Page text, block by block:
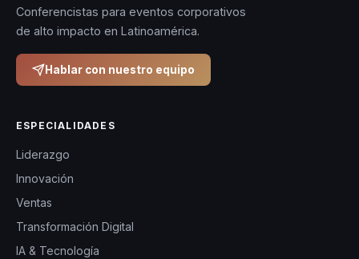
Conferencistas para eventos corporativos
de alto impacto en Latinoamérica.
Hablar con nuestro equipo
ESPECIALIDADES
Liderazgo
Innovación
Ventas
Transformación Digital
IA & Tecnología